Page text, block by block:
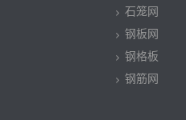
石笼网
钢板网
钢格板
钢筋网